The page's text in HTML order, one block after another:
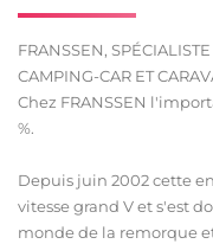
FRANSSEN,
CAMPING-CAR ET
Chez FRANSSEN
%.
Depuis juin 2002 cette
vitesse grand V et s'est
monde de la remorque